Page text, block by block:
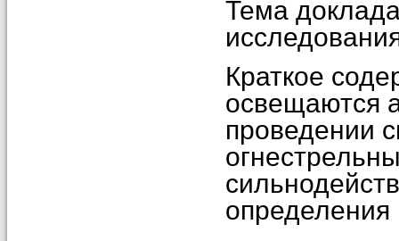
Тема
Краткое
освещаются
проведении
определения